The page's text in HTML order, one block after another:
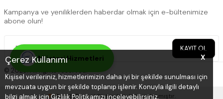
X
Çerez Kullanımı
Kişisel verileriniz, hizmetlerimizin daha iyi bir şekilde sunulması için
mevzuata uygun bir şekilde toplanıp işlenir. Konuyla ilgili detaylı
bilgi almak için Gizlilik Politikamızı inceleyebilirsiniz.
Müşteri Hizmetleri
Kampanya ve yeniliklerden haberdar olmak için e-bültenimize
abone olun!
KAYIT OL
© 2025. All rights reserved.
T-SoftE-TicaretSistemleriyle Hazırlanmıştır.